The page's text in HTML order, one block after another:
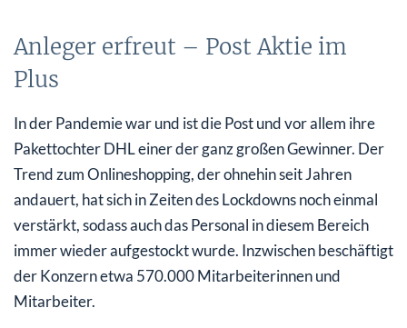
Anleger erfreut – Post Aktie im
Plus
In der Pandemie war und ist die Post und vor allem ihre
Pakettochter DHL einer der ganz großen Gewinner. Der
Trend zum Onlineshopping, der ohnehin seit Jahren
andauert, hat sich in Zeiten des Lockdowns noch einmal
verstärkt, sodass auch das Personal in diesem Bereich
immer wieder aufgestockt wurde. Inzwischen beschäftigt
der Konzern etwa 570.000 Mitarbeiterinnen und
Mitarbeiter.